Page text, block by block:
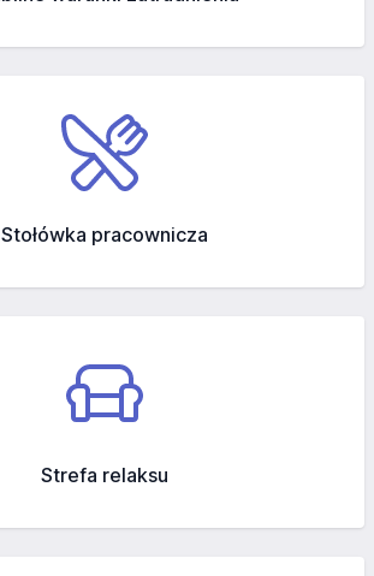
Stołówka pracownicza
Strefa relaksu